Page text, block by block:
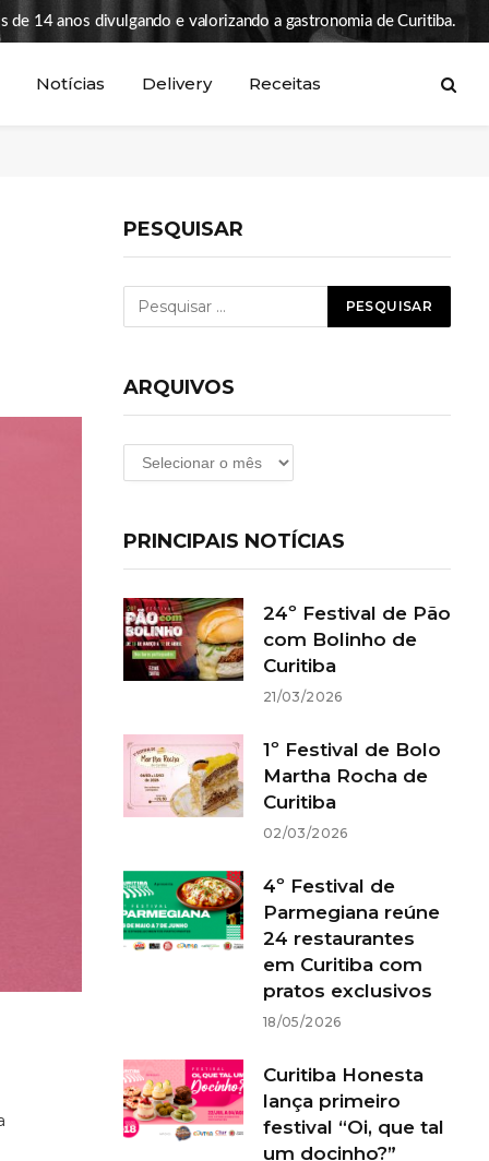
de 14 anos divulgando e valorizando a gastronomia de Curitiba.
Notícias Delivery Receitas
PESQUISAR
ARQUIVOS
Arquivos
PRINCIPAIS NOTÍCIAS
24º Festival de Pão
com Bolinho de
Curitiba
21/03/2026
1º Festival de Bolo
Martha Rocha de
Curitiba
02/03/2026
4º Festival de
Parmegiana reúne
24 restaurantes
em Curitiba com
pratos exclusivos
18/05/2026
Curitiba Honesta
lança primeiro
festival “Oi, que tal
um docinho?”